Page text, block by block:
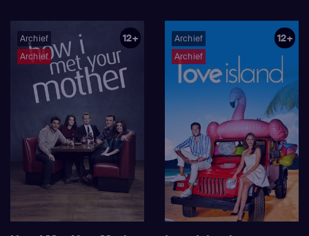
Archief
Archief
12+
Archief
Archief
12+